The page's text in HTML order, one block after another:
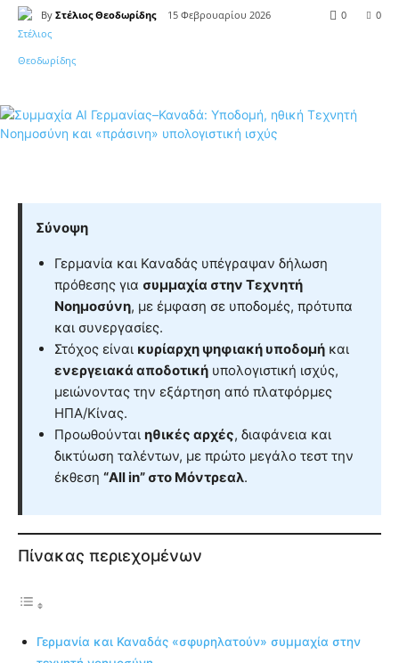
By Στέλιος Θεοδωρίδης 15 Φεβρουαρίου 2026 0
0
Σύνοψη
Γερμανία και Καναδάς υπέγραψαν δήλωση
πρόθεσης για συμμαχία στην Τεχνητή
Νοημοσύνη, με έμφαση σε υποδομές, πρότυπα
και συνεργασίες.
Στόχος είναι κυρίαρχη ψηφιακή υποδομή και
ενεργειακά αποδοτική υπολογιστική ισχύς,
μειώνοντας την εξάρτηση από πλατφόρμες
ΗΠΑ/Κίνας.
Προωθούνται ηθικές αρχές, διαφάνεια και
δικτύωση ταλέντων, με πρώτο μεγάλο τεστ την
έκθεση “All in” στο Μόντρεαλ.
Πίνακας περιεχομένων
Γερμανία και Καναδάς «σφυρηλατούν» συμμαχία στην